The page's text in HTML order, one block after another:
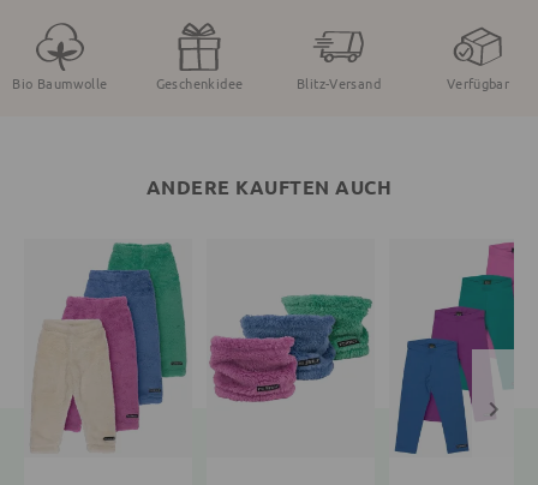
Bio Baumwolle Geschenkidee Blitz-Versand Verfügbar
ANDERE KAUFTEN AUCH